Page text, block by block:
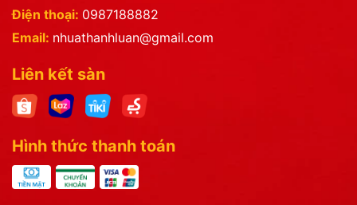
Điện thoại: 0987188882
Email: nhuathanhluan@gmail.com
Liên kết sàn
Hình thức thanh toán